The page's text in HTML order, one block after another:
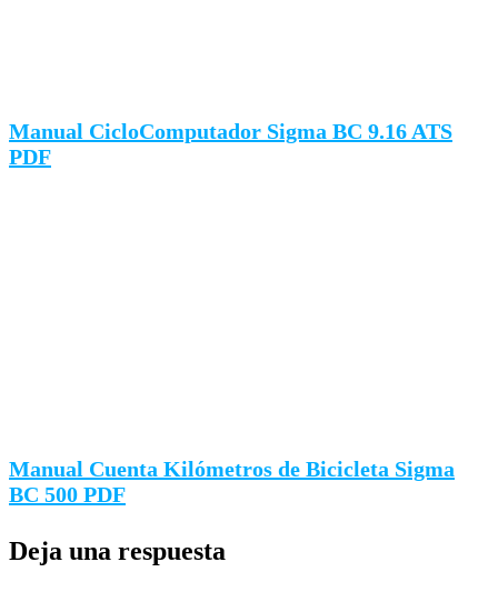
Manual CicloComputador Sigma BC 9.16 ATS
PDF
Manual Cuenta Kilómetros de Bicicleta Sigma
BC 500 PDF
Deja una respuesta